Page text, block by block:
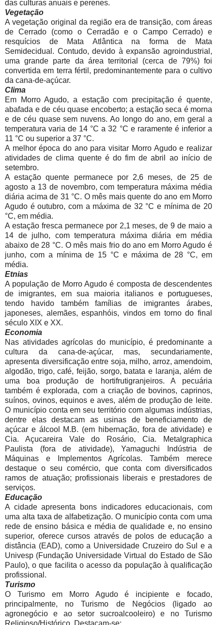
das culturas anuais e perenes.
Vegetação
A vegetação original da região era de transição, com áreas
de Cerrado (como o Cerradão e o Campo Cerrado) e
resquícios de Mata Atlântica na forma de Mata
Semidecidual. Contudo, devido à expansão agroindustrial,
uma grande parte da área territorial (cerca de 79%) foi
convertida em terra fértil, predominantemente para o cultivo
da cana-de-açúcar.
Clima
Em Morro Agudo, a estação com precipitação é quente,
abafada e de céu quase encoberto; a estação seca é morna
e de céu quase sem nuvens. Ao longo do ano, em geral a
temperatura varia de 14 °C a 32 °C e raramente é inferior a
11 °C ou superior a 37 °C.
A melhor época do ano para visitar Morro Agudo e realizar
atividades de clima quente é do fim de abril ao início de
setembro.
A estação quente permanece por 2,6 meses, de 25 de
agosto a 13 de novembro, com temperatura máxima média
diária acima de 31 °C. O mês mais quente do ano em Morro
Agudo é outubro, com a máxima de 32 °C e mínima de 20
°C, em média.
A estação fresca permanece por 2,1 meses, de 9 de maio a
14 de julho, com temperatura máxima diária em média
abaixo de 28 °C. O mês mais frio do ano em Morro Agudo é
junho, com a mínima de 15 °C e máxima de 28 °C, em
média.
Etnias
A população de Morro Agudo é composta de descendentes
de imigrantes, em sua maioria italianos e portugueses,
tendo havido também famílias de imigrantes árabes,
japoneses, alemães, espanhóis, vindos em torno do final
século XIX e XX.
Economia
Nas atividades agrícolas do município, é predominante a
cultura da cana-de-açúcar, mas, secundariamente,
apresenta diversificação entre soja, milho, arroz, amendoim,
algodão, trigo, café, feijão, sorgo, batata e laranja, além de
uma boa produção de hortifrutigranjeiros. A pecuária
também é explorada, com a criação de bovinos, caprinos,
suínos, ovinos, equinos e aves, além de produção de leite.
O município conta em seu território com algumas indústrias,
dentre elas destacam as usinas de beneficiamento de
açúcar e álcool M.B. (em hibernação, fora de atividade) e
Cia. Açucareira Vale do Rosário, Cia. Metalgraphica
Paulista (fora de atividade), Yamaguchi Indústria de
Máquinas e Implementos Agrícolas. Também merece
destaque o seu comércio, que conta com diversificados
ramos de atuação; profissionais liberais e prestadores de
serviços.
Educação
A cidade apresenta bons indicadores educacionais, com
uma alta taxa de alfabetização. O município conta com uma
rede de ensino básica e média de qualidade e, no ensino
superior, oferece cursos através de polos de educação a
distância (EAD), como a Universidade Cruzeiro do Sul e a
Univesp (Fundação Universidade Virtual do Estado de São
Paulo), o que facilita o acesso da população à qualificação
profissional.
Turismo
O Turismo em Morro Agudo é incipiente e focado,
principalmente, no Turismo de Negócios (ligado ao
agronegócio e ao setor sucroalcooleiro) e no Turismo
Religioso/Histórico. Destacam-se: